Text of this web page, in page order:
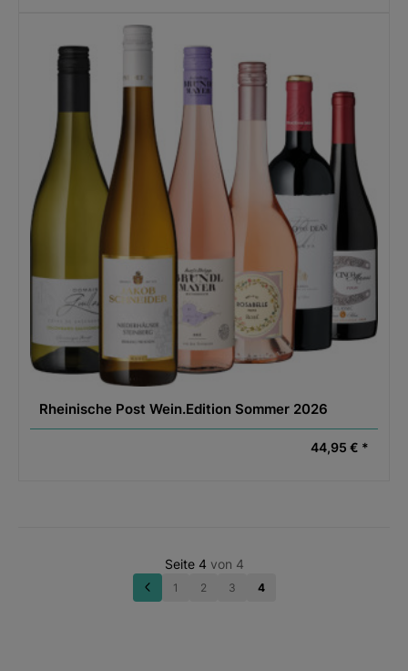
Rheinische Post Wein.Edition Sommer 2026
44,95 € *
Seite 4 von 4
1 2 3 4